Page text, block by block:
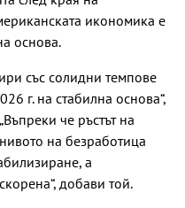
икономика е
основа.
със солидни темпове
г. на стабилна основа“,
че ръстът на
на безработица
а
добави той.